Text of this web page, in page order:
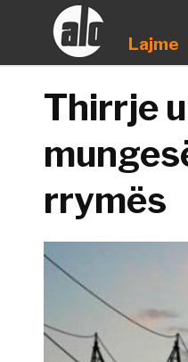
Lajme
Thirrje
rrymës